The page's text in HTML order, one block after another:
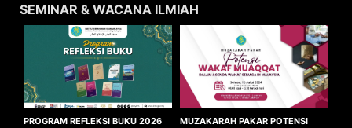
SEMINAR & WACANA ILMIAH
PROGRAM REFLEKSI BUKU 2026
MUZAKARAH PAKAR POTENSI